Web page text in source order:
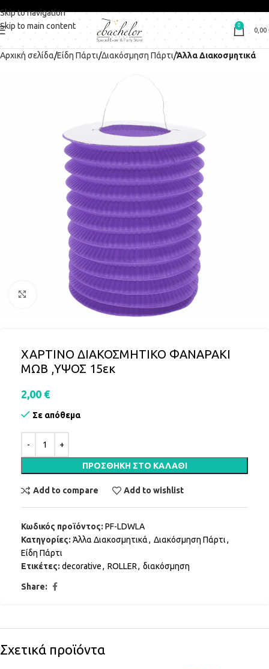
Skip to navigation
Skip to main content
0
0,00
Αρχική σελίδα Είδη Πάρτι Διακόσμηση Πάρτι Άλλα Διακοσμητικά
Click to enlarge
ΧΑΡΤΙΝΟ ΔΙΑΚΟΣΜΗΤΙΚΟ ΦΑΝΑΡΑΚΙ
ΜΩΒ ,ΥΨΟΣ 15εκ
2,00 €
Σε απόθεμα
ΠΡΟΣΘΉΚΗ ΣΤΟ ΚΑΛΆΘΙ
Add to compare Add to wishlist
Κωδικός προϊόντος: PF-LDWLA
Κατηγορίες: Άλλα Διακοσμητικά, Διακόσμηση Πάρτι,
Είδη Πάρτι
Ετικέτες: decorative, ROLLER, διακόσμηση
Share:
Σχετικά προϊόντα